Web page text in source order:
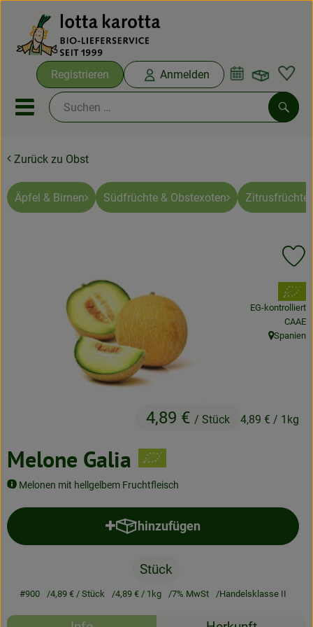
Registrieren Anmelden
Mobiles Menu öffnen oder
Ökokisten
Bio-Kochboxen
Saisonthemen
Neues & Angebote
Obst & Gemüse
Getränke
BioDrogerie
Blog
Bio-Kochboxen
Zurück zu Obst
Äpfel & Birnen Südfrüchte & Obstexoten Zitrusfrüchte
Melone Galia
Melonen mit hellgelbem Fruchtfleisch
4,89 € / Stück 4,89 € / 1kg
, Verband:
EG-kontrolliert
,CAAE
, Herkunft:
Spanien
hinzufügen
Produkt zum Warenkorb
Stück
#900 4,89 € / Stück 4,89 € / 1kg 7% MwSt Handelsklasse II
Rezepte